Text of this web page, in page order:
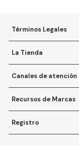
Términos Legales
La Tienda
Canales de atención
Recursos de Marcas
Registro